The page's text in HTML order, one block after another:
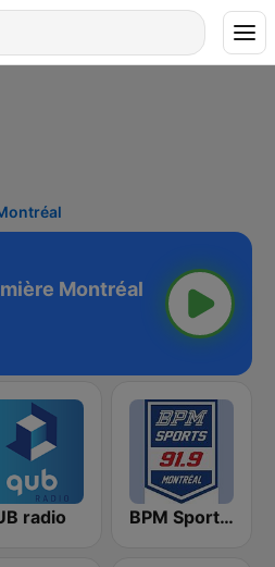
Montréal
radio BPM Sports 91.9 FM